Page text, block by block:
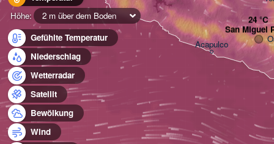
Höhe:
2 m über dem Boden
Gefühlte Temperatur
Niederschlag
Wetterradar
Satellit
Bewölkung
Wind
Acapulco
San Miguel